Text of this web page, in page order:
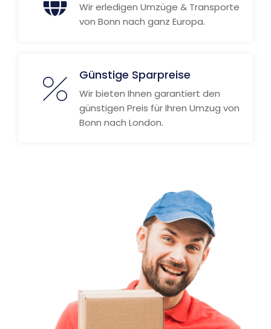
Wir erledigen Umzüge & Transporte
von Bonn nach ganz Europa.
Günstige Sparpreise
Wir bieten Ihnen garantiert den
günstigen Preis für Ihren Umzug von
Bonn nach London.